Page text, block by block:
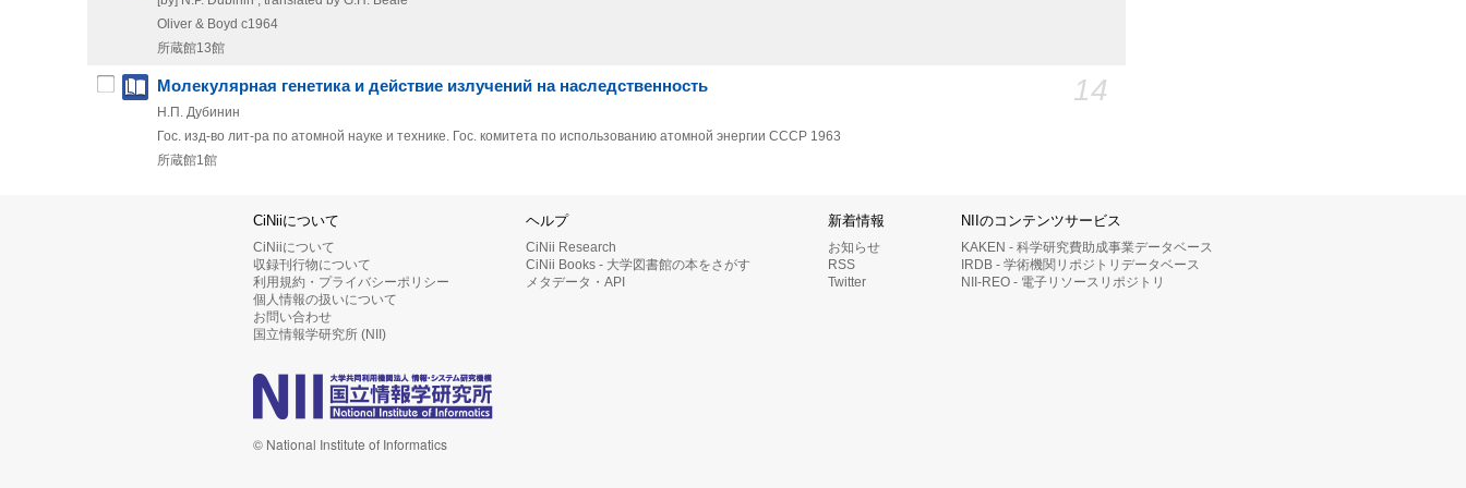
Oliver & Boyd c1964
所蔵館13館
14
Молекулярная генетика и действие излучений на наследственность
Н.П. Дубинин
Гос. изд-во лит-ра по атомной науке и технике. Гос. комитета по использованию атомной энергии СССР 1963
所蔵館1館
CiNiiについて
CiNiiについて
収録刊行物について
利用規約・プライバシーポリシー
個人情報の扱いについて
お問い合わせ
国立情報学研究所 (NII)
ヘルプ
CiNii Research
CiNii Books - 大学図書館の本をさがす
メタデータ・API
新着情報
お知らせ
RSS
Twitter
NIIのコンテンツサービス
KAKEN - 科学研究費助成事業データベース
IRDB - 学術機関リポジトリデータベース
NII-REO - 電子リソースリポジトリ
© National Institute of Informatics